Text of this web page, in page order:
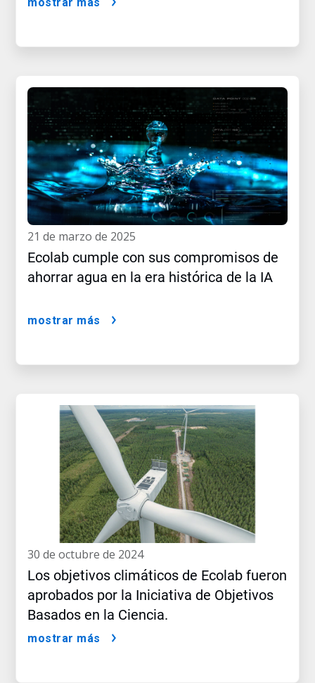
mostrar más
21 de marzo de 2025
Ecolab cumple con sus compromisos de
ahorrar agua en la era histórica de la IA
mostrar más
30 de octubre de 2024
Los objetivos climáticos de Ecolab fueron
aprobados por la Iniciativa de Objetivos
Basados en la Ciencia.
mostrar más